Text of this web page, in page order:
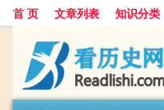
首 页 文章列表 知识分类